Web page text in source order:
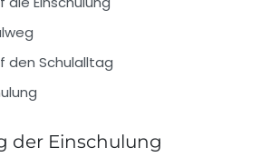
den Schulalltag
der Einschulung